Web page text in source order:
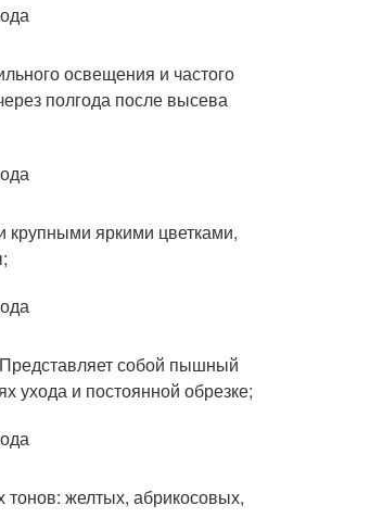
освещения и частого
полгода после высева
крупными яркими цветками,
собой пышный
ухода и постоянной обрезке;
желтых, абрикосовых,